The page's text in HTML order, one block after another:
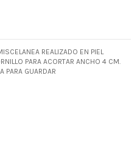
REALIZADO EN PIEL
PARA ACORTAR ANCHO 4 CM.
PARA GUARDAR